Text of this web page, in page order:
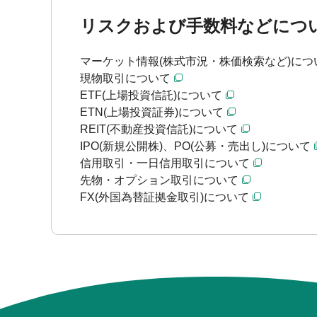
リスクおよび手数料などにつ
マーケット情報(株式市況・株価検索など)につ
現物取引について
ETF(上場投資信託)について
ETN(上場投資証券)について
REIT(不動産投資信託)について
IPO(新規公開株)、PO(公募・売出し)について
信用取引・一日信用取引について
先物・オプション取引について
FX(外国為替証拠金取引)について